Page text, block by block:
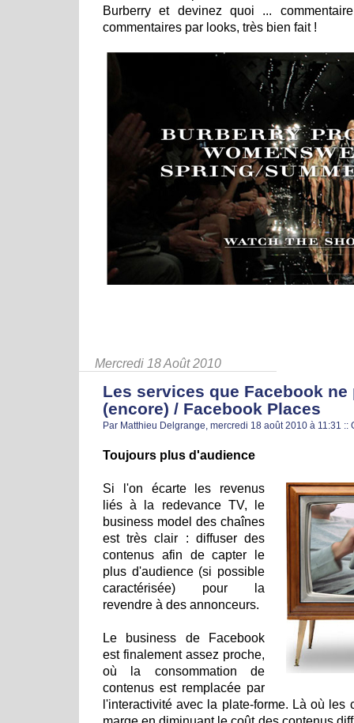
Burberry et devinez quoi ...
commentaires par looks, très bien fait !
Mercredi 18 Août 2010
Les services que Facebook ne
(encore) / Facebook Places
Par Matthieu Delgrange, mercredi 18 août 2010 à 11:31 ::
Toujours plus d'audience
Si l'on écarte les revenus
liés à la redevance TV, le
business model des chaînes
est très clair : diffuser des
contenus afin de capter le
plus d'audience (si possible
caractérisée) pour la
revendre à des annonceurs.
Le business de Facebook
est finalement assez proche,
où la consommation de
contenus est remplacée par
l'interactivité avec la plate-forme. Là où les